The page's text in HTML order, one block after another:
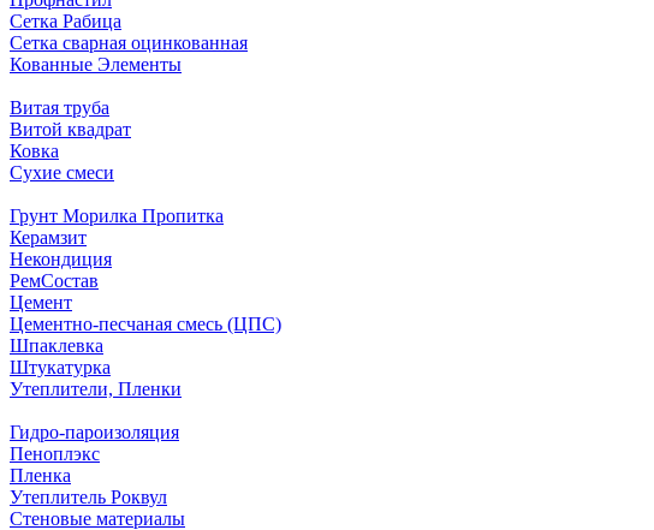
Сетка Рабица
Сетка сварная оцинкованная
Кованные Элементы
Витая труба
Витой квадрат
Ковка
Сухие смеси
Грунт Морилка Пропитка
Керамзит
Некондиция
РемСостав
Цемент
Цементно-песчаная смесь (ЦПС)
Шпаклевка
Штукатурка
Утеплители, Пленки
Гидро-пароизоляция
Пеноплэкс
Пленка
Утеплитель Роквул
Стеновые материалы